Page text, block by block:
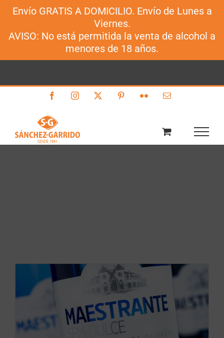
Envío GRATIS A DOMICILIO. Envío de Lunes a
Viernes.
AVISO: No está permitida la venta de alcohol a
menores de 18 años.
FacebookInstagram PinterestFlickr Correo
Sánchez-Garrido